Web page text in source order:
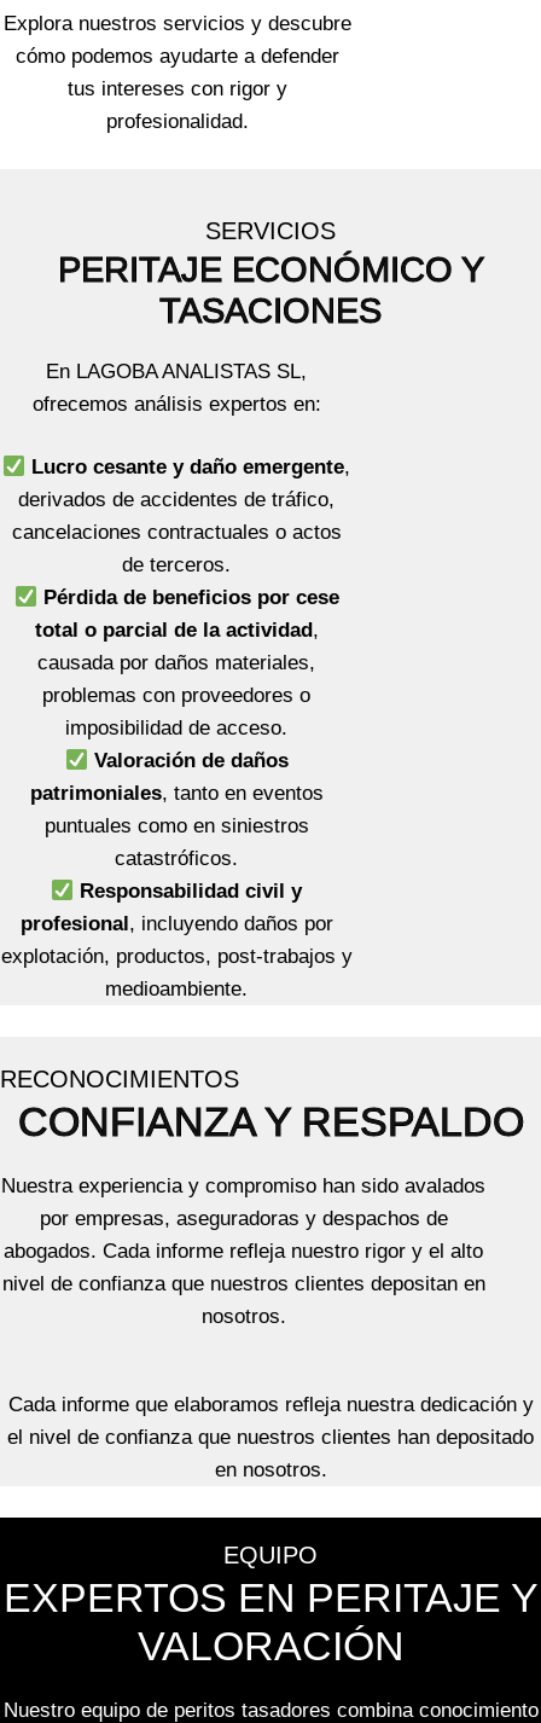
Explora nuestros servicios y descubre
cómo podemos ayudarte a defender
tus intereses con rigor y
profesionalidad.
SERVICIOS
PERITAJE ECONÓMICO Y
TASACIONES
En LAGOBA ANALISTAS SL,
ofrecemos análisis expertos en:
Lucro cesante y daño emergente,
derivados de accidentes de tráfico,
cancelaciones contractuales o actos
de terceros.
Pérdida de beneficios por cese
total o parcial de la actividad,
causada por daños materiales,
problemas con proveedores o
imposibilidad de acceso.
Valoración de daños
patrimoniales, tanto en eventos
puntuales como en siniestros
catastróficos.
Responsabilidad civil y
profesional, incluyendo daños por
explotación, productos, post-trabajos y
medioambiente.
RECONOCIMIENTOS
CONFIANZA Y RESPALDO
Nuestra experiencia y compromiso han sido avalados
por empresas, aseguradoras y despachos de
abogados. Cada informe refleja nuestro rigor y el alto
nivel de confianza que nuestros clientes depositan en
nosotros.
Cada informe que elaboramos refleja nuestra dedicación y
el nivel de confianza que nuestros clientes han depositado
en nosotros.
EQUIPO
EXPERTOS EN PERITAJE Y
VALORACIÓN
Nuestro equipo de peritos tasadores combina conocimiento